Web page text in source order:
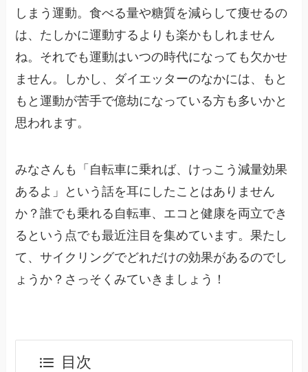
しまう運動。食べる量や糖質を減らして痩せるの
は、たしかに運動するよりも楽かもしれません
ね。それでも運動はいつの時代になっても欠かせ
ません。しかし、ダイエッターのなかには、もと
もと運動が苦手で億劫になっている方も多いかと
思われます。
みなさんも「自転車に乗れば、けっこう減量効果
あるよ」という話を耳にしたことはありません
か？誰でも乗れる自転車、エコと健康を両立でき
るという点でも最近注目を集めています。果たし
て、サイクリングでどれだけの効果があるのでし
ょうか？さっそくみていきましょう！
目次